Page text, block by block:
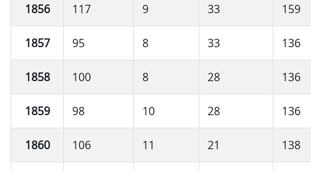
1856 117 9 33 159
1857 95 8 33 136
1858 100 8 28 136
1859 98 10 28 136
1860 106 11 21 138